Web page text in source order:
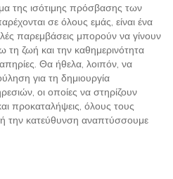
της ισότιμης πρόσβασης των
σε όλους εμάς, είναι ένα
παρεμβάσεις μπορούν να γίνουν
τη ζωή και την καθημερινότητα
Θα ήθελα, λοιπόν, να
για τη δημιουργία
οι οποίες να στηρίζουν
προκαταλήψεις, όλους τους
την κατεύθυνση αναπτύσσουμε